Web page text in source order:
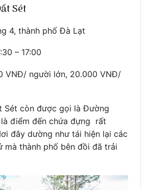
Sét
4, thành phố Đà Lạt
– 17:00
VNĐ/ người lớn, 20.000 VNĐ/
Sét còn được gọi là Đường
điểm đến chứa đựng rất
đây dường như tái hiện lại các
mà thành phố bên đồi đã trải